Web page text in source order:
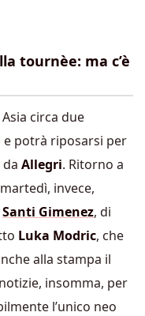
tournèe: ma c’è
circa due
potrà riposarsi per
Allegri. Ritorno a
invece,
Santi Gimenez, di
Luka Modric, che
alla stampa il
insomma, per
l’unico neo